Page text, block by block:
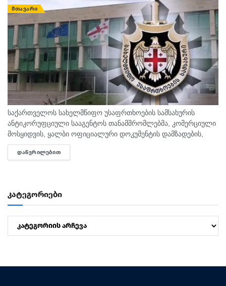
ᲛᲗᲐᲕᲐᲠᲘ
საქართველოს სახელმწიფო უსაფრთხოების სამსახურის
ანტიკორუფციული სააგენტოს თანამშრომლებმა, კომერციული
მოსყიდვის, ყალბი ოფიციალური დოკუმენტის დამზადების,
ჯგუფურად კომერციულ მოსყიდვასა და ყალბი ოფიციალური
დოკუმენტის დამზადებაში დახმარების ფაქტზე, საქართველოს
ᲓᲐᲬᲕᲠᲘᲚᲔᲑᲘᲗ
კატეგორიები
კატეგორიები